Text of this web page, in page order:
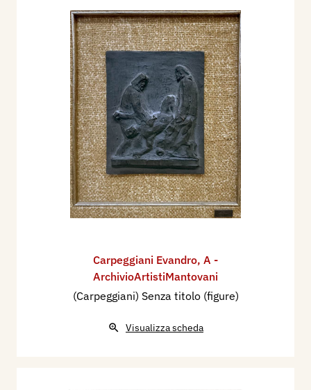
Carpeggiani Evandro, A -
ArchivioArtistiMantovani
(Carpeggiani) Senza titolo (figure)
Visualizza scheda